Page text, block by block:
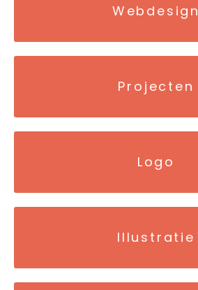
Webdesign
Projecten
Logo
Illustratie